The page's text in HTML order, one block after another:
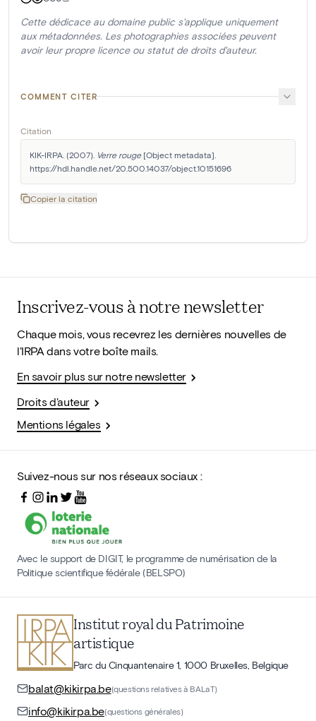
Cette dédicace au domaine public s'applique uniquement
aux métadonnées. Les photographies associées peuvent
avoir leur propre licence ou statut de droits d'auteur.
COMMENT CITER
Citation
KIK-IRPA. (2007). Verre rouge [Object metadata].
https://hdl.handle.net/20.500.14037/object.10151696
Copier la citation
Inscrivez-vous à notre newsletter
Chaque mois, vous recevrez les dernières nouvelles de
l'IRPA dans votre boîte mails.
En savoir plus sur notre newsletter
Droits d'auteur
Mentions légales
Suivez-nous sur nos réseaux sociaux :
Avec le support de DIGIT, le programme de numérisation de la
Politique scientifique fédérale (BELSPO)
Institut royal du Patrimoine
artistique
Parc du Cinquantenaire 1, 1000 Bruxelles, Belgique
balat@kikirpa.be(questions relatives à BALaT)
info@kikirpa.be(questions générales)